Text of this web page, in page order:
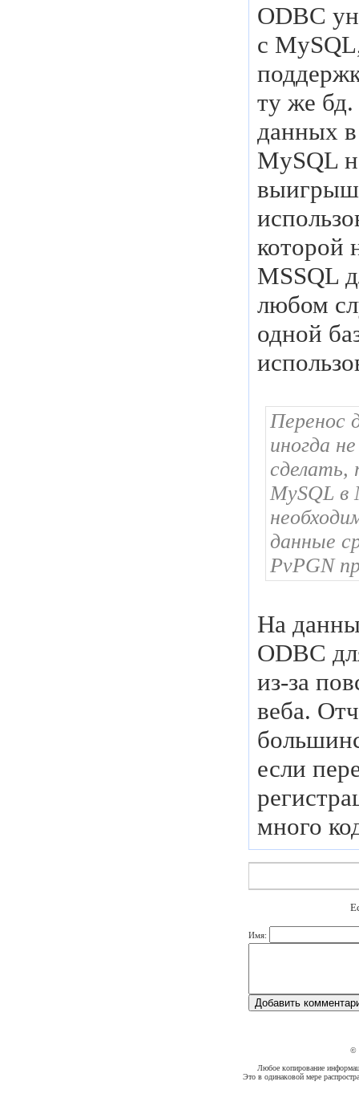
ODBC
с
ту же
данных
MySQL
которой
MSSQL
любом
одной
Перенос
иногда
MySQL в
данные
PvPGN
На
ODBC
из-за
веба.
если
много
Имя:
©
Любое копирование
Это в одинаковой мере